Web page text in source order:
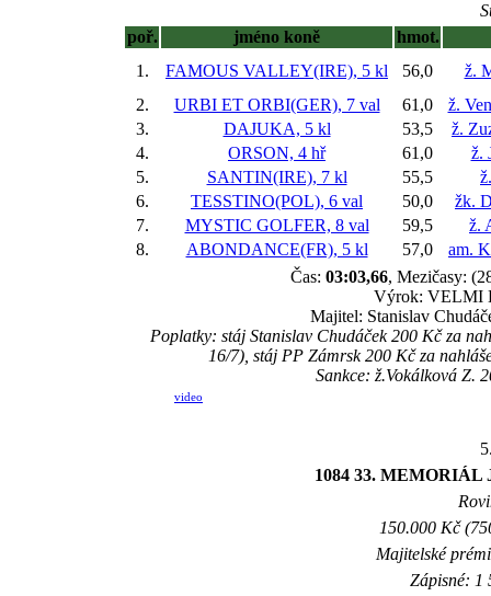
poř.
jméno koně
hmot.
1.
FAMOUS VALLEY(IRE), 5 kl 56,0
ž.
2.
URBI ET ORBI(GER), 7 val 61,0
ž.
3.
DAJUKA, 5 kl 53,5
ž.
4.
ORSON, 4 hř 61,0
ž.
5.
SANTIN(IRE), 7 kl 55,5
6.
TESSTINO(POL), 6 val 50,0
žk.
7.
MYSTIC GOLFER, 8 val 59,5
ž.
8.
ABONDANCE(FR), 5 kl 57,0
am.
Čas: 03:03,66, Mezičasy:
Výrok: VELMI
Majitel: Stanislav
Poplatky: stáj Stanislav Chudáček 200 Kč za
16/7), stáj PP Zámrsk 200 Kč za
Sankce: ž.Vokálková Z.
video
1084 33.
150.000 Kč
Majitelské
Zápisné: 1